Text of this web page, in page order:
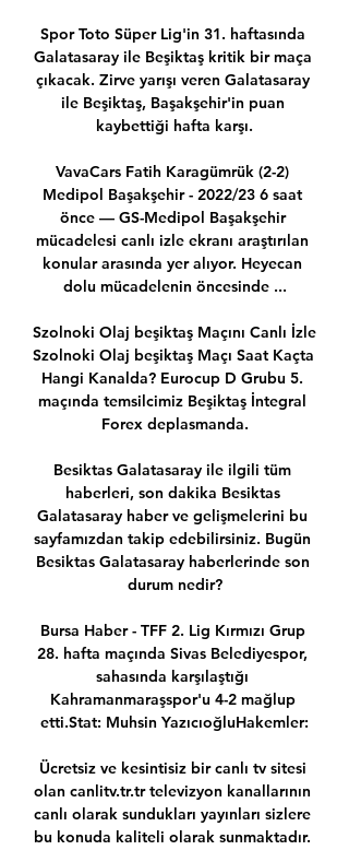
Spor Toto Süper Lig'in 31. haftasında
Galatasaray ile Beşiktaş kritik bir maça
çıkacak. Zirve yarışı veren Galatasaray
ile Beşiktaş, Başakşehir'in puan
kaybettiği hafta karşı.
VavaCars Fatih Karagümrük (2-2)
Medipol Başakşehir - 2022/23 6 saat
önce — GS-Medipol Başakşehir
mücadelesi canlı izle ekranı araştırılan
konular arasında yer alıyor. Heyecan
dolu mücadelenin öncesinde ...
Szolnoki Olaj ­beşiktaş Maçını Canlı İzle
Szolnoki Olaj ­beşiktaş Maçı Saat Kaçta
Hangi Kanalda? Eurocup D Grubu 5.
maçında temsilcimiz Beşiktaş İntegral
Forex deplasmanda.
Besiktas Galatasaray ile ilgili tüm
haberleri, son dakika Besiktas
Galatasaray haber ve gelişmelerini bu
sayfamızdan takip edebilirsiniz. Bugün
Besiktas Galatasaray haberlerinde son
durum nedir?
Bursa Haber - TFF 2. Lig Kırmızı Grup
28. hafta maçında Sivas Belediyespor,
sahasında karşılaştığı
Kahramanmaraşspor'u 4-2 mağlup
etti.Stat: Muhsin YazıcıoğluHakemler:
Ücretsiz ve kesintisiz bir canlı tv sitesi
olan canlitv.tr.tr televizyon kanallarının
canlı olarak sundukları yayınları sizlere
bu konuda kaliteli olarak sunmaktadır.